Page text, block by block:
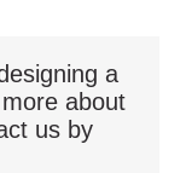
a
about
us by